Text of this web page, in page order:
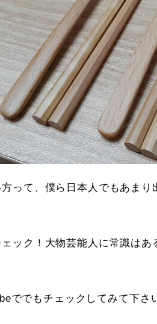
って、僕ら日本人でもあま
ック！大物芸能人に常識はあ
ででもチェックしてみて下さ